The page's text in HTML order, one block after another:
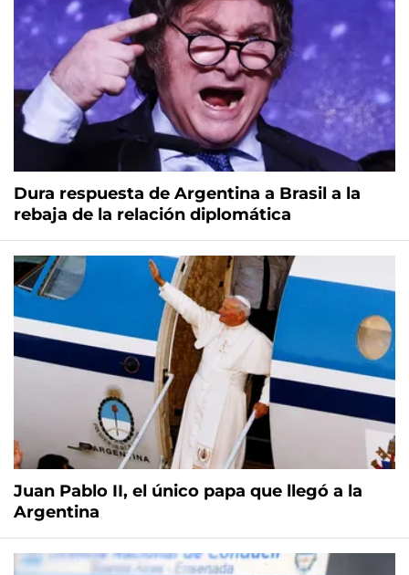
Dura respuesta de Argentina a Brasil a la
rebaja de la relación diplomática
Juan Pablo II, el único papa que llegó a la
Argentina